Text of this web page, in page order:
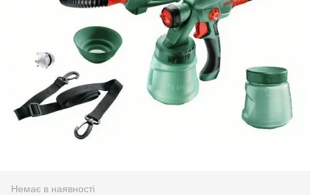
Немає в наявності